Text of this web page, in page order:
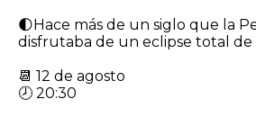
🌓Hace más de un siglo que la
disfrutaba de un eclipse total de
📆 12 de agosto
🕗 20:30